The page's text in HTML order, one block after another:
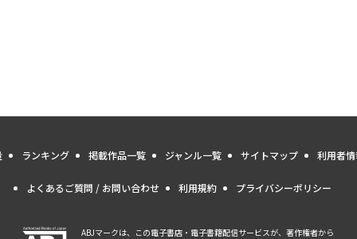
ランキング 掲載作品一覧 ジャンル一覧 サイトマップ 利用者
よくあるご質問 / お問い合わせ 利用規約 プライバシーポリシー
ABJマークは、この電子書店・電子書籍配信サービスが、著作権者から